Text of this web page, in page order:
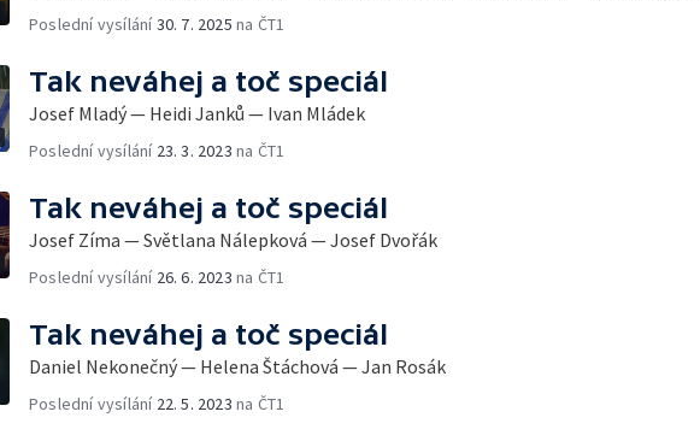
Poslední vysílání30. 7. 2025 na ČT1
Tak neváhej a toč speciál
Josef Mladý — Heidi Janků — Ivan Mládek
Poslední vysílání 23. 3. 2023 na ČT1
Tak neváhej a toč speciál
Josef Zíma — Světlana Nálepková — Josef Dvořák
Poslední vysílání 26. 6. 2023 na ČT1
Tak neváhej a toč speciál
Daniel Nekonečný — Helena Štáchová — Jan Rosák
Poslední vysílání 22. 5. 2023 na ČT1